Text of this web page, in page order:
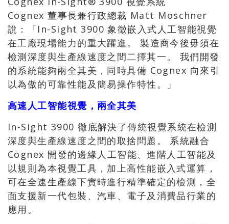
Cognex 董事長兼行政總裁 Matt Moschner
說：「In-Sight 3900 象徵嵌入式人工智能視覺
在工廠現場能力的重大躍進。 製造商今後毋須在
檢測深度與生產線速度之間二擇其一。 我們開發
的系統能夠兩全其美，同時具備 Cognex 向來引
以為傲的可靠性能及簡易操作特性。」
高速人工智能視覺，兩全其美
In-Sight 3900 徹底解決了傳統視覺系統在檢測
深度與生產線速度之間的取捨問題。 系統融合
Cognex 開發的邊緣人工智能、進階人工智能及
以規則為本視覺工具，加上高性能嵌入式運算，
可在全速生產線下實時進行精準確定的檢測，全
面支援新一代包裝、汽車、電子及消費品行業的
應用。